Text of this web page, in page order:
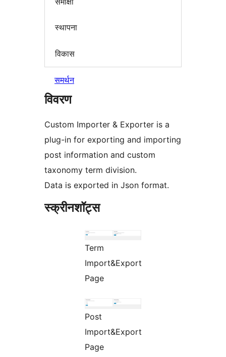
स्थापना
विकास
समर्थन
विवरण
Custom Importer & Exporter is a
plug-in for exporting and importing
post information and custom
taxonomy term division.
Data is exported in Json format.
स्क्रीनशॉट्स
Term
Import&Export
Page
Post
Import&Export
Page